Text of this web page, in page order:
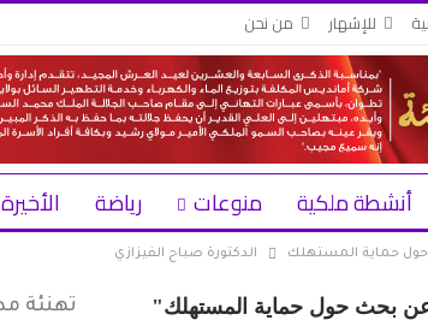
للإشهار من نحن
أنشطة ملكية منوعات رياضة الأخيرة
حول حماية المستهلك الدكتورة صباح الفيزازي
عن بحث حول حماية المستهلك"